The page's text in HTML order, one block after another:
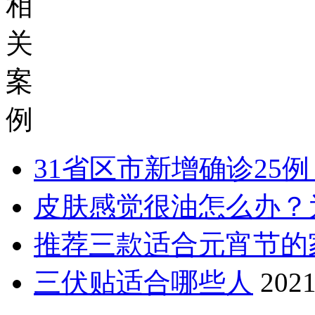
关
案
例
31省区市新增确诊25
皮肤感觉很油怎么办
推荐三款适合元宵节
三伏贴适合哪些人